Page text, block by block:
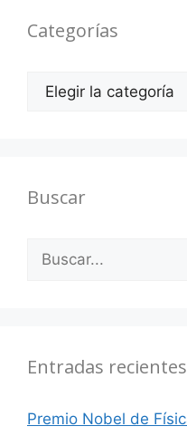
Categorías
Categorías
Buscar
Buscar:
Entradas recientes
Premio Nobel de